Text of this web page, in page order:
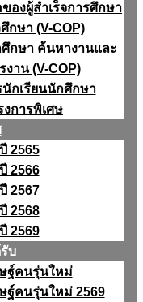
องผู้สำเร็จการศึกษา
กษา (V-COP)
ศึกษา ค้นหางานและ
งาน (V-COP)
กเรียนนักศึกษา
งการพิเศษ
2565
2566
2567
2568
2569
บ
ฐ์คนรุ่นใหม่
ฐ์คนรุ่นใหม่ 2569